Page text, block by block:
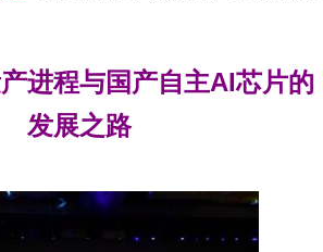
进程与国产自主AI芯片的
发展之路